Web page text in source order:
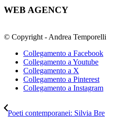
WEB AGENCY
© Copyright - Andrea Temporelli
Collegamento a Facebook
Collegamento a Youtube
Collegamento a X
Collegamento a Pinterest
Collegamento a Instagram
Poeti contemporanei: Silvia Bre